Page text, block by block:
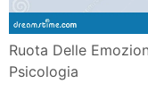
Ruota Delle
Psicologia